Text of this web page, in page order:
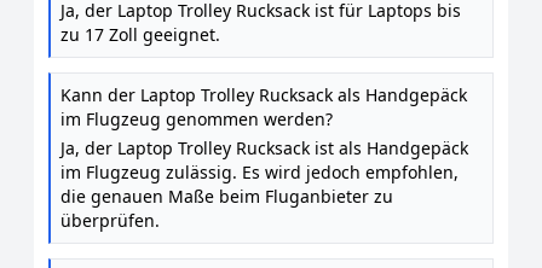
Damen Wasserdichte Aktenkoffer für Reisen /
Männer / Frauen-Schwarz
Ja, der Laptop Trolley Rucksack ist für Laptops bis
zu 17 Zoll geeignet.
Kann der Laptop Trolley Rucksack als Handgepäck
im Flugzeug genommen werden?
Ja, der Laptop Trolley Rucksack ist als Handgepäck
im Flugzeug zulässig. Es wird jedoch empfohlen,
die genauen Maße beim Fluganbieter zu
überprüfen.